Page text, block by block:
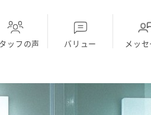
ッフの声 バリュー メッ